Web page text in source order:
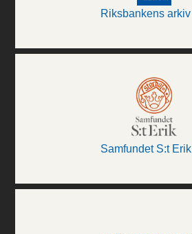
Riksbankens arkiv
Samfundet S:t Erik